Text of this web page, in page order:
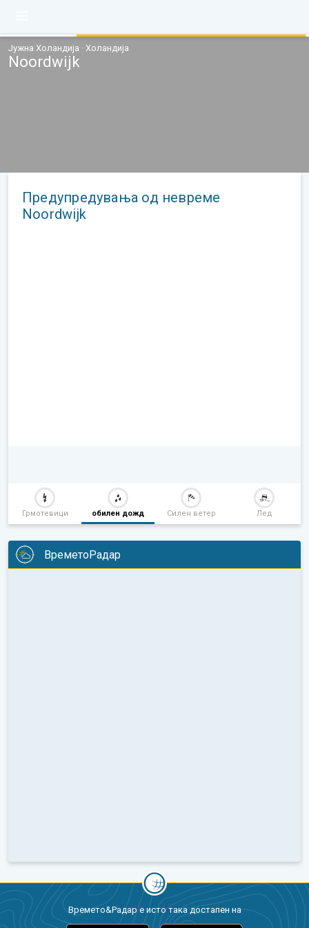
Јужна Холандија · Холандија
Noordwijk
Предупредувања од невреме
Noordwijk
Грмотевици обилен дожд Силен ветер Лед
ВреметоРадар
Времето&Радар е исто така достапен на